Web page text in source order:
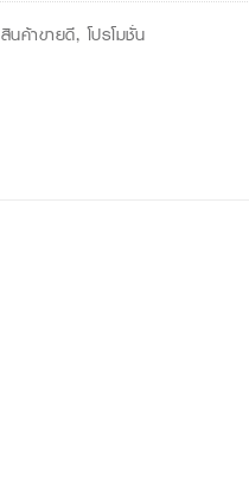
สินค้าขายดี,โปรโมชั่น